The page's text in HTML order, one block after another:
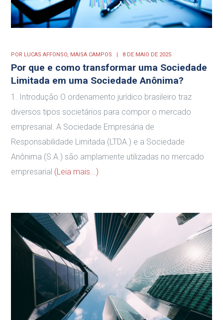
POR LUCAS AFFONSO, MAISA CAMPOS 8 DE MAIO DE 2025
Por que e como transformar uma Sociedade
Limitada em uma Sociedade Anônima?
1. Introdução O ordenamento jurídico brasileiro traz
diversos tipos societários para compor o mercado
empresarial. A Sociedade Empresária de
Responsabilidade Limitada (LTDA.) e a Sociedade
Anônima (S.A.) são amplamente utilizadas no mercado
empresarial (Leia mais...)